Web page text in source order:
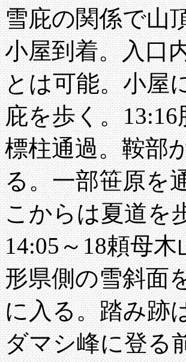
雪庇の関係で山
小屋到着。入口
とは可能。小屋
庇を歩く。
標柱通過。鞍部
る。一部笹原を
こからは夏道を
14:05～18頼母
形県側の雪斜面
に入る。踏み跡
ダマシ峰に登る